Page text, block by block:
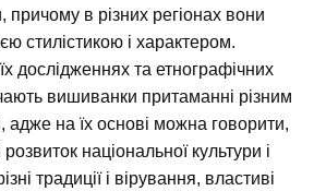
причому в різних регіонах вони
стилістикою і характером.
дослідженнях та етнографічних
вишиванки притаманні різним
адже на їх основі можна говорити,
національної культури і
традиції і вірування, властиві